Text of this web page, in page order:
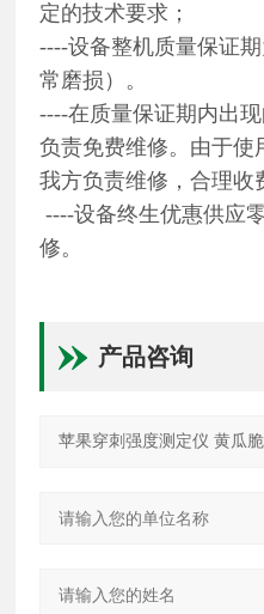
定的技术要求；
----设备整机质量保证
常磨损）。
----在质量保证期内出
负责免费维修。由于使
我方负责维修，合理收
----设备终生优惠供应
修。
产品咨询